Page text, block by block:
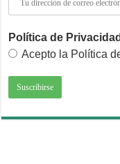
Política de
Acepto la Política